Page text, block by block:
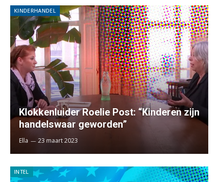
KINDERHANDEL
Klokkenluider Roelie Post: “Kinderen zijn
handelswaar geworden”
Ella 23 maart 2023
INTEL